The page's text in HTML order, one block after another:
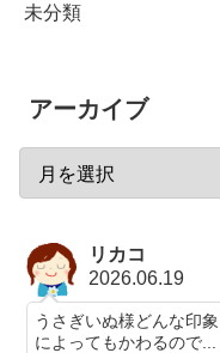
未分類
アーカイブ
リカコ
2026.06.19
うさぎいぬ様どんな印
によってもかわるので...